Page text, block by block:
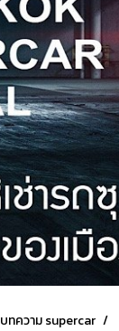
บทความ supercar